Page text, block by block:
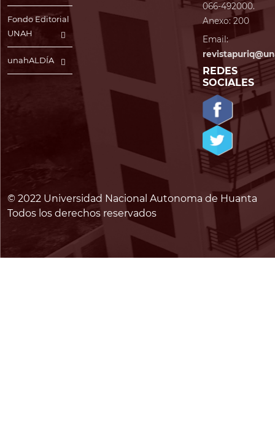
Fondo Editorial
UNAH
unahALDÍA
066-492000.
Anexo: 200
Email:
REDES
SOCIALES
© 2022 Universidad Nacional Autonoma de Huanta
Todos los derechos reservados